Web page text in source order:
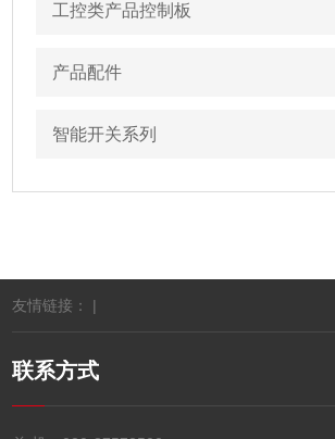
工控类产品控制板
产品配件
智能开关系列
友情链接： |
联系方式